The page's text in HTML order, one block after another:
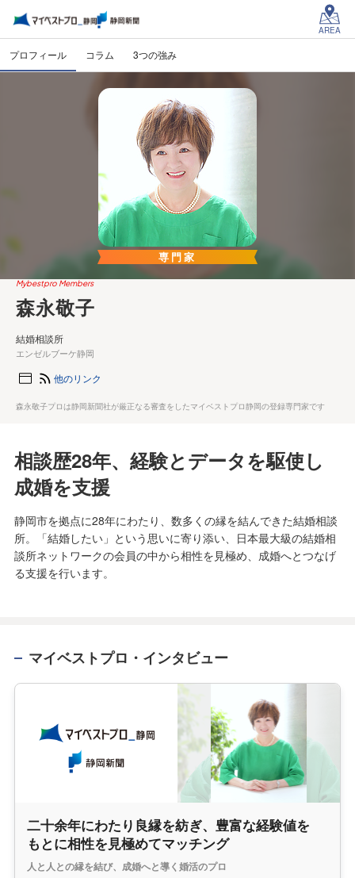
AREA
プロフィール コラム 3つの強み
専門家
Mybestpro Members
森永敬子
結婚相談所
エンゼルブーケ静岡
他のリンク
森永敬子プロは静岡新聞社が厳正なる審査をしたマイベストプロ静岡の登録専門家です
相談歴28年、経験とデータを駆使し
成婚を支援
静岡市を拠点に28年にわたり、数多くの縁を結んできた結婚相談
所。「結婚したい」という思いに寄り添い、日本最大級の結婚相
談所ネットワークの会員の中から相性を見極め、成婚へとつなげ
る支援を行います。
マイベストプロ・インタビュー
二十余年にわたり良縁を紡ぎ、豊富な経験値を
もとに相性を見極めてマッチング
人と人との縁を結び、成婚へと導く婚活のプロ